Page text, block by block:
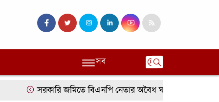
সব
সরকারি জমিতে বিএনপি নেতার অবৈধ ঘর গুঁড়িয়ে দিল প্রশাসন